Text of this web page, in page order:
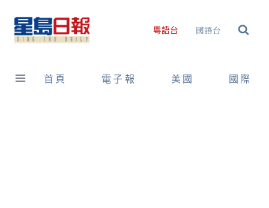
content
粵語台 國語台
首頁 電子報 美國 國際